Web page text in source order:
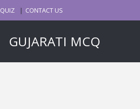
QUIZ CONTACT US
GUJARATI MCQ